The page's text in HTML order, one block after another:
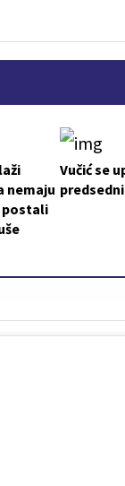
nemaju
postali
Vučić se